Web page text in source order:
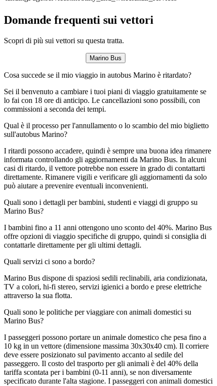
Domande frequenti sui vettori
Scopri di più sui vettori su questa tratta.
Marino Bus
Cosa succede se il mio viaggio in autobus Marino è ritardato?
Sei il benvenuto a cambiare i tuoi piani di viaggio gratuitamente se
lo fai con 18 ore di anticipo. Le cancellazioni sono possibili, con
commissioni a seconda dei tempi.
Qual è il processo per l'annullamento o lo scambio del mio biglietto
sull'autobus Marino?
I ritardi possono accadere, quindi è sempre una buona idea rimanere
informata controllando gli aggiornamenti da Marino Bus. In alcuni
casi di ritardo, il vettore potrebbe non essere in grado di contattarti
direttamente. Rimanere vigili e verificare gli aggiornamenti da solo
può aiutare a prevenire eventuali inconvenienti.
Quali sono i dettagli per bambini, studenti e viaggi di gruppo su
Marino Bus?
I bambini fino a 11 anni ottengono uno sconto del 40%. Marino Bus
offre opzioni di viaggio specifiche di gruppo, quindi si consiglia di
contattarle direttamente per gli ultimi dettagli.
Quali servizi ci sono a bordo?
Marino Bus dispone di spaziosi sedili reclinabili, aria condizionata,
TV a colori, hi-fi stereo, servizi igienici a bordo e prese elettriche
attraverso la sua flotta.
Quali sono le politiche per viaggiare con animali domestici su
Marino Bus?
I passeggeri possono portare un animale domestico che pesa fino a
10 kg in un vettore (dimensione massima 30x30x40 cm). Il corriere
deve essere posizionato sul pavimento accanto al sedile del
passeggero. Il costo del trasporto per gli animali è del 40% della
tariffa scontata per i bambini (0-11 anni), se non diversamente
specificato durante l'alta stagione. I passeggeri con animali domestici